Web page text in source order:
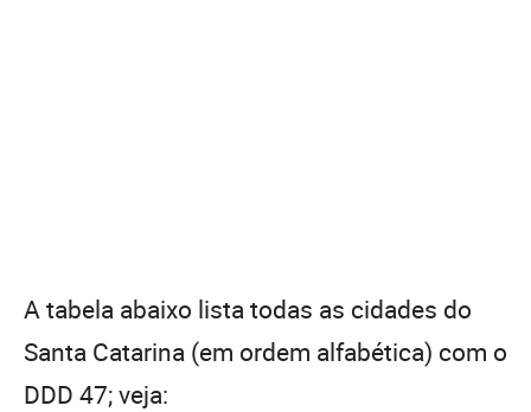
A tabela abaixo lista todas as cidades do
Santa Catarina (em ordem alfabética) com o
DDD 47; veja: